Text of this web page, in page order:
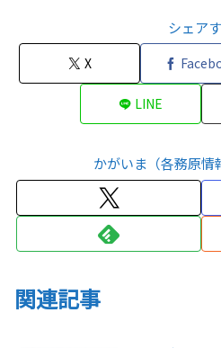
シェア
X
LINE
かがいま（各務原情
関連記事